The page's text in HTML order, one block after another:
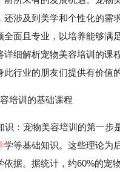
还涉及到美学和个性化的需
全面且专业，以培养能够满
详细解析宠物美容培训的课
此行业的朋友们提供有价值
培训的基础课程
识：宠物美容培训的第一步
学等基础知识。这些理论为
依据。据统计，约60%的宠